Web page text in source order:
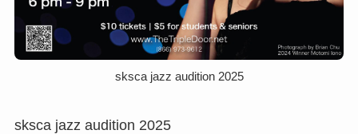
sksca jazz audition 2025
sksca jazz audition 2025